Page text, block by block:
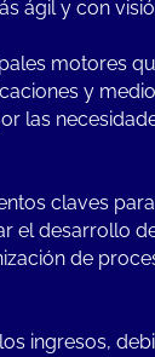
ágil y con
motores
y
las
claves
el desarrollo
de
ingresos,